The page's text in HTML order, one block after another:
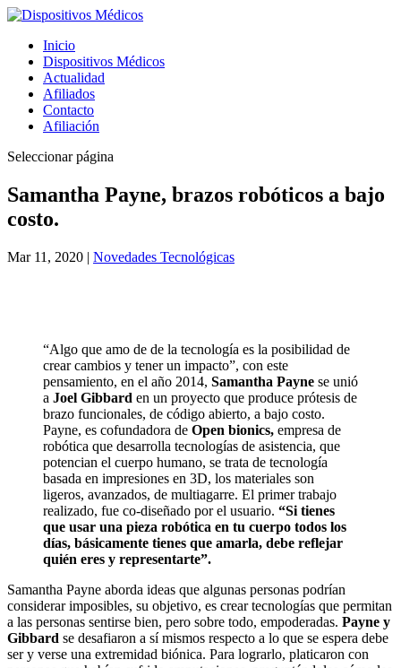
Inicio
Dispositivos Médicos
Actualidad
Afiliados
Contacto
Afiliación
Seleccionar página
Samantha Payne, brazos robóticos a bajo
costo.
Mar 11, 2020 | Novedades Tecnológicas
“Algo que amo de de la tecnología es la posibilidad de
crear cambios y tener un impacto”, con este
pensamiento, en el año 2014, Samantha Payne se unió
a Joel Gibbard en un proyecto que produce prótesis de
brazo funcionales, de código abierto, a bajo costo.
Payne, es cofundadora de Open bionics, empresa de
robótica que desarrolla tecnologías de asistencia, que
potencian el cuerpo humano, se trata de tecnología
basada en impresiones en 3D, los materiales son
ligeros, avanzados, de multiagarre. El primer trabajo
realizado, fue co-diseñado por el usuario. “Si tienes
que usar una pieza robótica en tu cuerpo todos los
días, básicamente tienes que amarla, debe reflejar
quién eres y representarte”.
Samantha Payne aborda ideas que algunas personas podrían
considerar imposibles, su objetivo, es crear tecnologías que permitan
a las personas sentirse bien, pero sobre todo, empoderadas. Payne y
Gibbard se desafiaron a sí mismos respecto a lo que se espera debe
ser y verse una extremidad biónica. Para lograrlo, platicaron con